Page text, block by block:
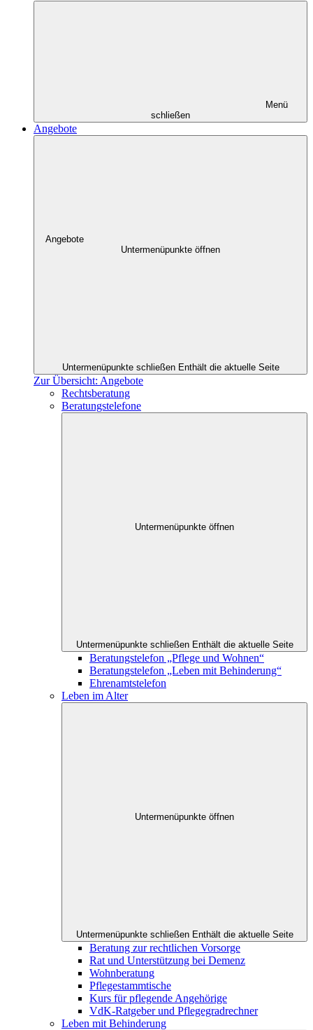
Menü
schließen
Angebote
Angebote
Untermenüpunkte öffnen
Untermenüpunkte schließen Enthält die aktuelle Seite
Zur Übersicht: Angebote
Rechtsberatung
Beratungstelefone
Untermenüpunkte öffnen
Untermenüpunkte schließen Enthält die aktuelle Seite
Beratungstelefon „Pflege und Wohnen“
Beratungstelefon „Leben mit Behinderung“
Ehrenamtstelefon
Leben im Alter
Untermenüpunkte öffnen
Untermenüpunkte schließen Enthält die aktuelle Seite
Beratung zur rechtlichen Vorsorge
Rat und Unterstützung bei Demenz
Wohnberatung
Pflegestammtische
Kurs für pflegende Angehörige
VdK-Ratgeber und Pflegegradrechner
Leben mit Behinderung